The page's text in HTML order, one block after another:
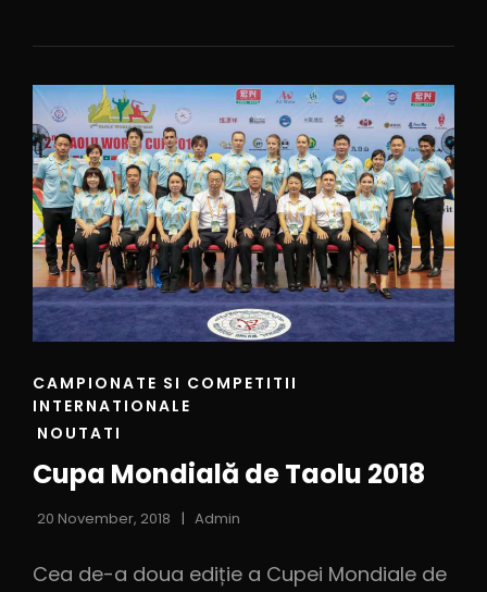
CAMPIONATE SI COMPETITII
INTERNATIONALE
NOUTATI
Cupa Mondială de Taolu 2018
20 November, 2018 Admin
Cea de-a doua ediție a Cupei Mondiale de